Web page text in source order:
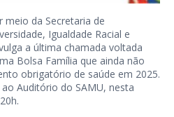
meio da Secretaria de
Igualdade Racial e
a última chamada voltada
Bolsa Família que ainda não
obrigatório de saúde em 2025.
Auditório do SAMU, nesta